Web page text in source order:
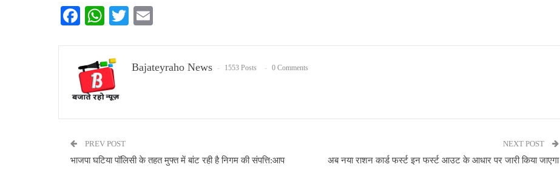
Facebook
WhatsApp
Twitter
Bajateyraho News 1553 Posts 0 Comments
PREV POST
भाजपा घटिया पॉलिसी के तहत मुफ्त में बांट रही है निगम की संपत्ति:आप
NEXT POST
अब नया राशन कार्ड फर्स्ट इन फर्स्ट आउट के आधार पर जारी किया जाएगा